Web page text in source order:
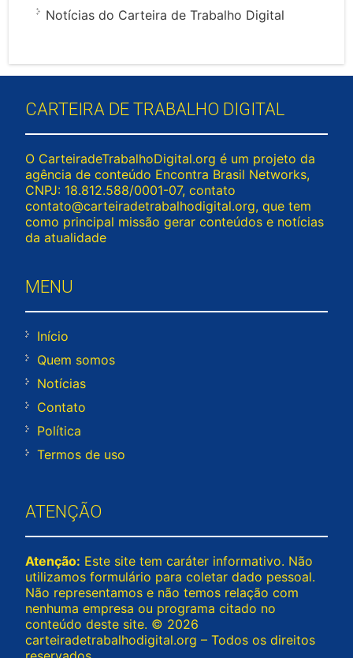
Notícias do Carteira de Trabalho Digital
CARTEIRA DE TRABALHO DIGITAL
O CarteiradeTrabalhoDigital.org é um projeto da
agência de conteúdo Encontra Brasil Networks,
CNPJ: 18.812.588/0001-07, contato
contato@carteiradetrabalhodigital.org, que tem
como principal missão gerar conteúdos e notícias
da atualidade
MENU
Início
Quem somos
Notícias
Contato
Política
Termos de uso
ATENÇÃO
Atenção: Este site tem caráter informativo. Não
utilizamos formulário para coletar dado pessoal.
Não representamos e não temos relação com
nenhuma empresa ou programa citado no
conteúdo deste site. © 2026
carteiradetrabalhodigital.org – Todos os direitos